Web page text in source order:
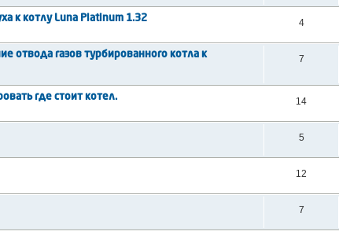
к котлу Luna Platinum 1.32 4
отвода газов турбированного котла к
7
где стоит котел. 14
5
12
7